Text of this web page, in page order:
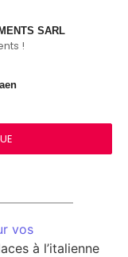
SARL
!
vos
à l’italienne